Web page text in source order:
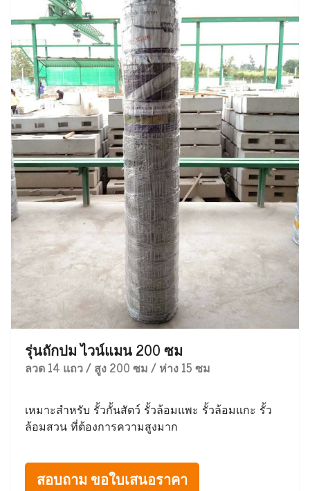
รุ่นถักปม ไวน์แมน 200 ซม
ลวด 14 แถว / สูง 200 ซม / ห่าง 15 ซม
เหมาะสำหรับ รั้วกั้นสัตว์ รั้วล้อมแพะ รั้วล้อมแกะ รั้ว
ล้อมสวน ที่ต้องการความสูงมาก
สอบถาม ขอใบเสนอราคา